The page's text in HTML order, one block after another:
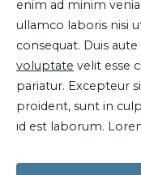
enim ad minim
ullamco laboris nisi
consequat. Duis
voluptate velit esse
pariatur. Excepteur
proident, sunt in
id est laborum.